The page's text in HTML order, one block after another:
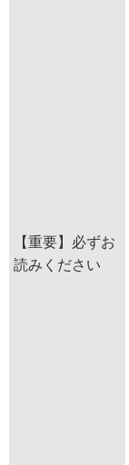
【重要】必ずお
読みください